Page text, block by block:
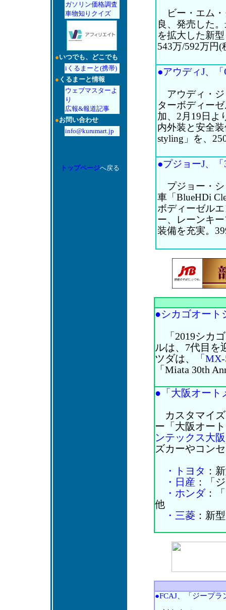
ガソリン価格調査
車物知りクイズ
●いつでも、どこでも
iくるまーと(携帯)
● くるまーと情報
ウェブマスターよ
り
広報&報道記事
●お問い合わせ
info@kurumart.jp
トップページへ戻る
ビー・エム・
良、発売した
を拡大した新
543万/592万円(
●アウディJ、
アウディ・ジ
ターボディー
加、2月19日よ
内外装と安全
styling」を、
●プジョーJ、
プジョー・シ
車「BlueHDi
ボディーゼル
ー、レーンキ
装備を充実。
●シカゴオート
「2019シカ
ルは、7代目を
ツダは、
「
「Miata 30th
●「大阪オート
カスタマイズ
ー「大阪オー
ンテックス大阪
ズカーやコン
・トヨタ ：
・日産 ：「
・ホンダ：
他
・三菱：新
●FCAJ、「ジープ